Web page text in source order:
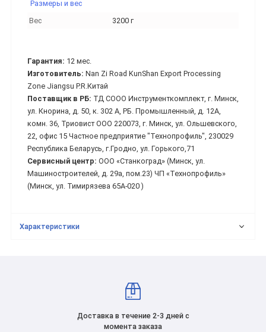
Размеры и вес
Вес
3200 г
Гарантия: 12 мес.
Изготовитель: Nan Zi Road KunShan Export Processing
Zone Jiangsu P.R.Китай
Поставщик в РБ: ТД СООО Инструменткомплект, г. Минск,
ул. Кнорина, д. 50, к. 302 А, РБ. Промышленный, д. 12А,
комн. 36, Триовист ООО 220073, г. Минск, ул. Ольшевского,
22, офис 15 Частное предприятие "Технопрофиль", 230029
Республика Беларусь, г.Гродно, ул. Горького,71
Сервисный центр: ООО «Станкоград» (Минск, ул.
Машиностроителей, д. 29а, пом.23) ЧП «Технопрофиль»
(Минск, ул. Тимирязева 65А-020 )
Характеристики
Доставка в течение 2-3 дней с
момента заказа